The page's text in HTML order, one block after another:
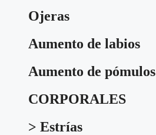
Ojeras
Aumento de labios
Aumento de pómulos
CORPORALES
> Estrías